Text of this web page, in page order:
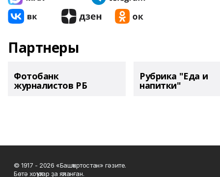
Партнеры
Фотобанк
журналистов РБ
Рубрика "Еда и
напитки"
© 1917 - 2026 «Башҡортостан» гәзите.
Бөтә хоҡуҡтар ҙа яҡланған.